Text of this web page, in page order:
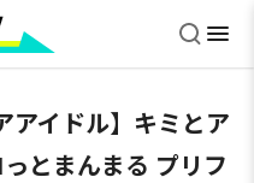
アイドル】キミとア
とまんまる プリフ